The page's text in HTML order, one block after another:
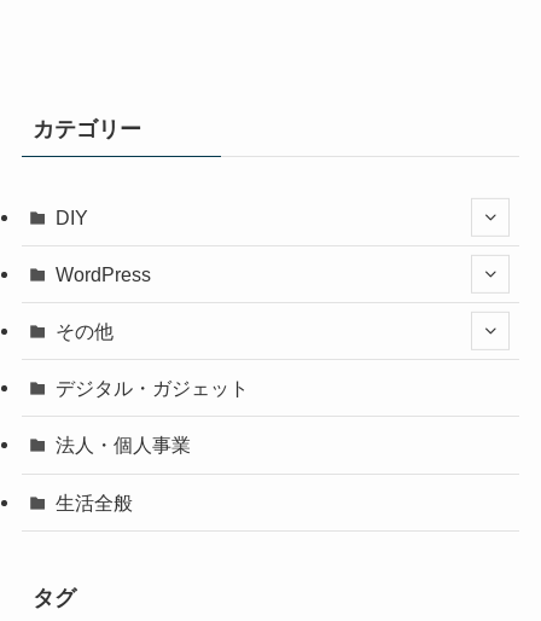
カテゴリー
DIY
WordPress
その他
デジタル・ガジェット
法人・個人事業
生活全般
タグ